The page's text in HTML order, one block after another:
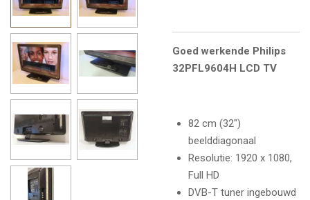
Goed werkende Philips
32PFL9604H LCD TV
82 cm (32")
beelddiagonaal
Resolutie: 1920 x 1080,
Full HD
DVB-T tuner ingebouwd